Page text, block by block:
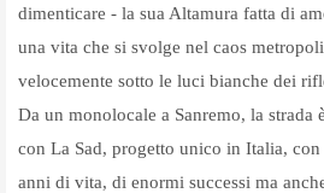
dimenticare - la sua Altamura fatta di
una vita che si svolge nel caos
velocemente sotto le luci bianche dei
Da un monolocale a Sanremo, la strada
con La Sad, progetto unico in Italia,
anni di vita, di enormi successi ma